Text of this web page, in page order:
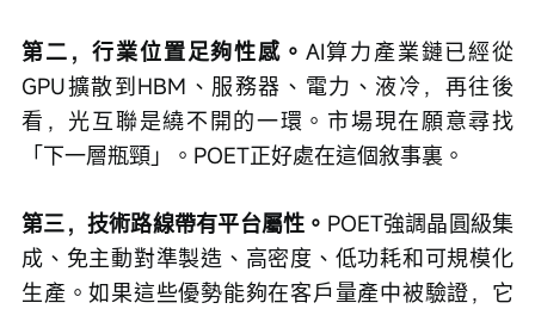
第二，行業位置足夠性感。 AI算力產業鏈已經從
GPU擴散到HBM、服務器、電力、液冷，再往後
看，光互聯是繞不開的一環。市場現在願意尋找
「下一層瓶頸」。POET正好處在這個敘事裏。
第三，技術路線帶有平台屬性。 POET強調晶圓級集
成、免主動對準製造、高密度、低功耗和可規模化
生產。如果這些優勢能夠在客戶量產中被驗證，它